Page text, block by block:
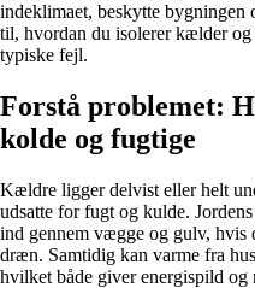
indeklimaet, beskytte bygningen
til, hvordan du isolerer kælder
typiske fejl.
Forstå problemet:
kolde og fugtige
Kældre ligger delvist eller helt
udsatte for fugt og kulde.
ind gennem vægge og gulv,
dræn. Samtidig kan varme fra
hvilket både giver energispild og